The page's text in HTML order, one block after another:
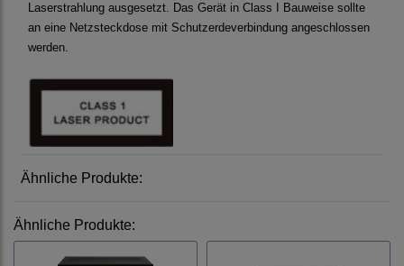
Laserstrahlung ausgesetzt. Das Gerät in Class I Bauweise sollte
an eine Netzsteckdose mit Schutzerdeverbindung angeschlossen
werden.
Ähnliche Produkte:
Ähnliche Produkte: